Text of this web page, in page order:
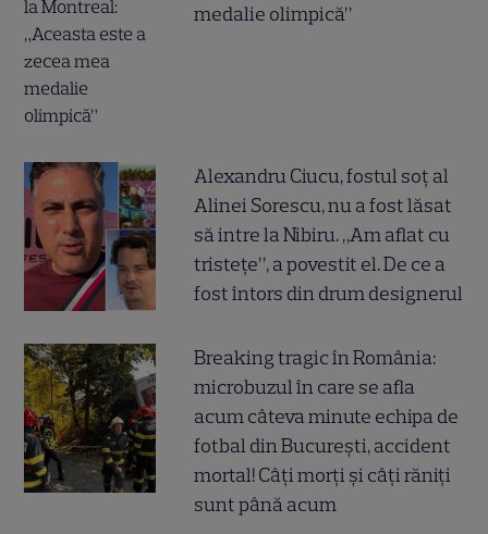
medalie olimpică”
Alexandru Ciucu, fostul soț al
Alinei Sorescu, nu a fost lăsat
să intre la Nibiru. „Am aflat cu
tristețe”, a povestit el. De ce a
fost întors din drum designerul
Breaking tragic în România:
microbuzul în care se afla
acum câteva minute echipa de
fotbal din București, accident
mortal! Câți morți și câți răniți
sunt până acum